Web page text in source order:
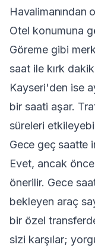
Havalimanından
Otel konumuna
Göreme gibi
saat ile kırk
Kayseri'den ise
bir saati aşar.
süreleri
Gece geç saatte
Evet, ancak
önerilir. Gece
bekleyen araç
bir özel
sizi karşılar;